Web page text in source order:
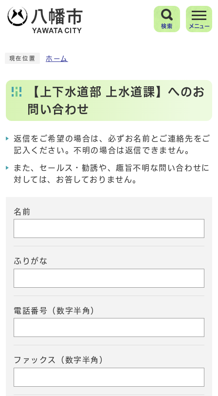
検索 メニュー
現在位置 ホーム
【上下水道部 上水道課】へのお
問い合わせ
返信をご希望の場合は、必ずお名前とご連絡先をご
記入ください。不明の場合は返信できません。
また、セールス・勧誘や、趣旨不明な問い合わせに
対しては、お答しておりません。
名前
ふりがな
電話番号（数字半角）
ファックス（数字半角）